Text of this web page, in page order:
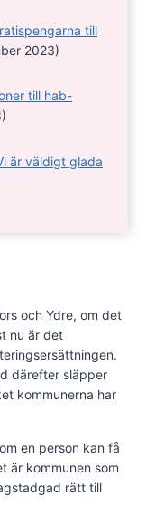
till
2023)
till hab-
är väldigt glada
och Ydre, om det
nu är det
därefter släpper
kommunerna har
en person kan få
är kommunen som
rätt till